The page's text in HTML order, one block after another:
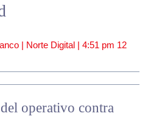
| Norte Digital | 4:51 pm 12
operativo contra